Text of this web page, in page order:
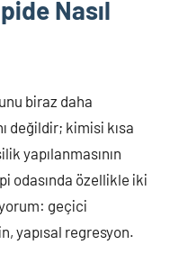
Nasıl
biraz daha
değildir; kimisi kısa
yapılanmasının
odasında özellikle iki
geçici
yapısal regresyon.